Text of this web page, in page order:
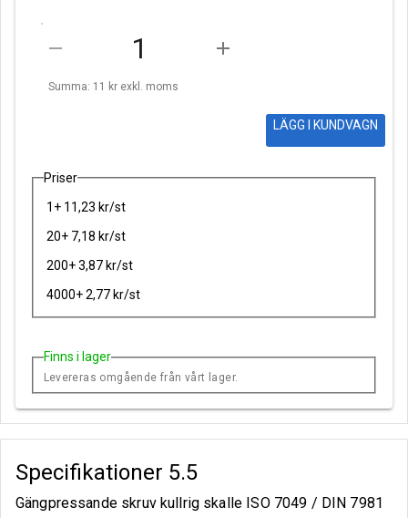
remove add
Summa: 11 kr exkl. moms
LÄGG I KUNDVAGN
Priser
1+ 11,23 kr/st
20+ 7,18 kr/st
200+ 3,87 kr/st
4000+ 2,77 kr/st
Finns i lager
Levereras omgående från vårt lager.
Specifikationer 5.5
Gängpressande skruv kullrig skalle ISO 7049 / DIN 7981